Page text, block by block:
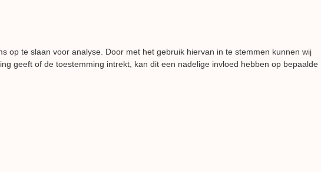
op te slaan voor analyse. Door met het gebruik hiervan in te stemmen kunnen wij
geeft of de toestemming intrekt, kan dit een nadelige invloed hebben op bepaalde